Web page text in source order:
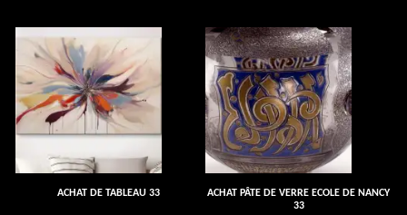
ACHAT DE TABLEAU 33
ACHAT PÂTE DE VERRE ECOLE DE NANCY
33